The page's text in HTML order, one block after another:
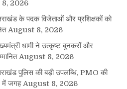
2026
के पदक विजेताओं और प्रशिक्षकों को
August 8, 2026
धामी ने उत्कृष्ट बुनकरों और
August 8, 2026
पुलिस की बड़ी उपलब्धि, PMO की
में जगह August 8, 2026